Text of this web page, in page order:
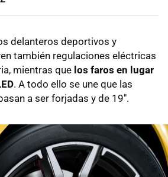
delanteros deportivos y
también regulaciones eléctricas
mientras que los faros en lugar
. A todo ello se une que las
a ser forjadas y de 19".